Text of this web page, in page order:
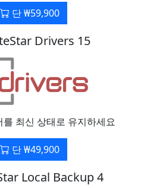
단 ₩59,900
Drivers 15
를 최신 상태로 유지하세요
단 ₩49,900
Local Backup 4